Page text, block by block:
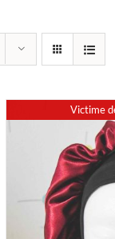
Victime